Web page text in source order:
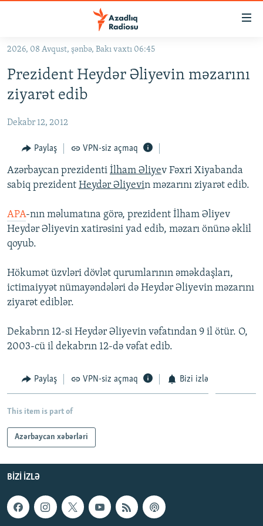
Əsas
qayıt
Əsas
naviqasiyaya
qayıt
KORRUPSIOMETR
#ƏSLINDƏ
FƏRQƏ BAX
QANUNI DOĞRU
ARAŞDIRMA
MULTIMEDIA
VIDEO
İNFOQRAFIKA
KARIKATURA
RADIO ARXIV
AZƏRBAYCAN ƏDƏBIYYATI KITABXANASI
İSLAM VƏ DEMOKRATIYA
HAQQIMIZDA
MISSIYAMIZ
PEŞƏ ETIKASI VƏ JURNALISTIKA STANDARTLARIMIZ
AZADLIQRADIOSU MOBIL TELEFONUNUZDA
XƏBƏR BÜLLETENLƏRIMIZ
BIZI IZLƏ
RFE/RL-in bütün saytları
2026, 08 Avqust, şənbə, Bakı vaxtı 06:45
Prezident Heydər Əliyevin məzarını
ziyarət edib
Dekabr 12, 2012
Paylaş VPN-siz açmaq
Azərbaycan prezidenti İlham Əliyev Fəxri Xiyabanda
sabiq prezident Heydər Əliyevin məzarını ziyarət edib.
APA-nın məlumatına görə, prezident İlham Əliyev
Heydər Əliyevin xatirəsini yad edib, məzarı önünə əklil
qoyub.
Hökumət üzvləri dövlət qurumlarının əməkdaşları,
ictimaiyyət nümayəndələri də Heydər Əliyevin məzarını
ziyarət ediblər.
Dekabrın 12-si Heydər Əliyevin vəfatından 9 il ötür. O,
2003-cü il dekabrın 12-də vəfat edib.
Paylaş VPN-siz açmaq Bizi izlə
This item is part of
Azərbaycan xəbərləri
BIZI IZLƏ